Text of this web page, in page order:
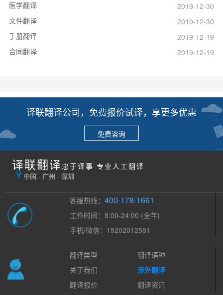
医学翻译
2019-12-30
文件翻译
2019-12-30
手册翻译
2019-12-19
合同翻译
2019-12-19
译联翻译公司，免费报价试译，享更多优惠
免费咨询
译联翻译 忠于译事 专业人工翻译
中国 · 广州 · 深圳
客服热线：400-178-1661
工作时间：8:00-24:00 (全年)
手机/微信：15202012581
翻译类型
翻译语种
关于我们
涉外翻译
翻译报价
翻译资讯